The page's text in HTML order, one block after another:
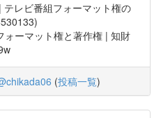
レビ番組フォーマット権の
ーマット権と著作権 | 知財
(投稿一覧)